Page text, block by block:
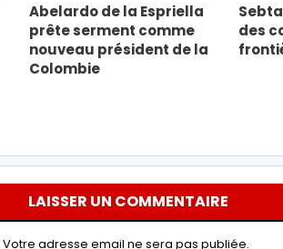
Abelardo de la Espriella
prête serment comme
nouveau président de la
Colombie
des
LAISSER UN COMMENTAIRE
Votre adresse email ne sera pas publiée.